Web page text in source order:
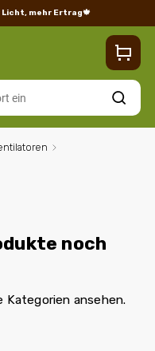
Licht, mehr Ertrag🍁
Suchen
/
noch
Kategorien ansehen.